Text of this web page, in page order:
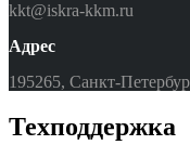
kkt@iskra-kkm.ru
Адрес
195265, Санкт-
Техподдержка